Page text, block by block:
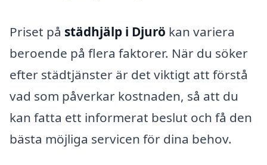
Priset på städhjälp i Djurö kan variera
beroende på flera faktorer. När du söker
efter städtjänster är det viktigt att förstå
vad som påverkar kostnaden, så att du
kan fatta ett informerat beslut och få den
bästa möjliga servicen för dina behov.